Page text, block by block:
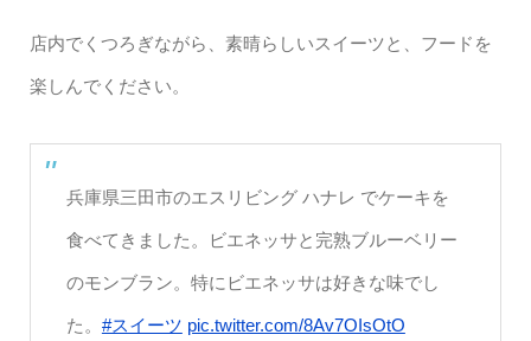
店内でくつろぎながら、素晴らしいスイーツと、フードを
楽しんでください。
兵庫県三田市のエスリビング ハナレ でケーキを
食べてきました。ビエネッサと完熟ブルーベリー
のモンブラン。特にビエネッサは好きな味でし
た。 #スイーツ pic.twitter.com/8Av7OIsOtO